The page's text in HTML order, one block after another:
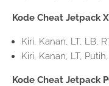
Kode Cheat Jetpack
Kiri, Kanan, LT, LB,
Kiri, Kanan, LT,
Kode Cheat Jetpack